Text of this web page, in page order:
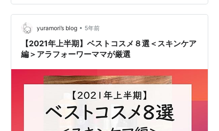
30% + BHA 2% Peeling Solutio…
yuramori’s blog • 5年前
【2021年上半期】ベストコスメ８選＜スキンケア
編＞アラフォーワーママが厳選